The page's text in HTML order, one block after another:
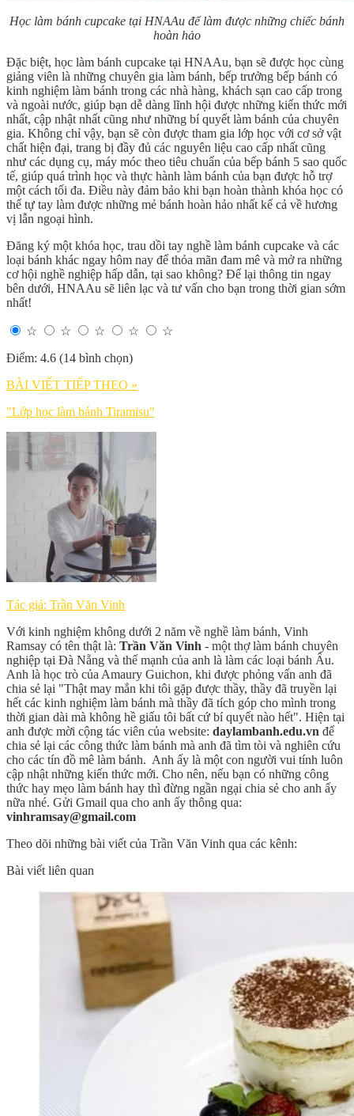
Học làm bánh cupcake tại HNAAu để làm được những chiếc bánh
hoàn hảo
Đặc biệt, học làm bánh cupcake tại HNAAu, bạn sẽ được học cùng
giảng viên là những chuyên gia làm bánh, bếp trưởng bếp bánh có
kinh nghiệm làm bánh trong các nhà hàng, khách sạn cao cấp trong
và ngoài nước, giúp bạn dễ dàng lĩnh hội được những kiến thức mới
nhất, cập nhật nhất cũng như những bí quyết làm bánh của chuyên
gia. Không chỉ vậy, bạn sẽ còn được tham gia lớp học với cơ sở vật
chất hiện đại, trang bị đầy đủ các nguyên liệu cao cấp nhất cũng
như các dụng cụ, máy móc theo tiêu chuẩn của bếp bánh 5 sao quốc
tế, giúp quá trình học và thực hành làm bánh của bạn được hỗ trợ
một cách tối đa. Điều này đảm bảo khi bạn hoàn thành khóa học có
thể tự tay làm được những mẻ bánh hoàn hảo nhất kể cả về hương
vị lẫn ngoại hình.
Đăng ký một khóa học, trau dồi tay nghề làm bánh cupcake và các
loại bánh khác ngay hôm nay để thỏa mãn đam mê và mở ra những
cơ hội nghề nghiệp hấp dẫn, tại sao không? Để lại thông tin ngay
bên dưới, HNAAu sẽ liên lạc và tư vấn cho bạn trong thời gian sớm
nhất!
☆ ☆ ☆ ☆
☆
Điểm: 4.6 (14 bình chọn)
BÀI VIẾT TIẾP THEO »
"Lớp học làm bánh Tiramisu"
Tác giả: Trần Văn Vinh
Với kinh nghiệm không dưới 2 năm về nghề làm bánh, Vinh
Ramsay có tên thật là: Trần Văn Vinh - một thợ làm bánh chuyên
nghiệp tại Đà Nẵng và thế mạnh của anh là làm các loại bánh Âu.
Anh là học trò của Amaury Guichon, khi được phỏng vấn anh đã
chia sẻ lại "Thật may mắn khi tôi gặp được thầy, thầy đã truyền lại
hết các kinh nghiệm làm bánh mà thầy đã tích góp cho mình trong
thời gian dài mà không hề giấu tôi bất cứ bí quyết nào hết". Hiện tại
anh được mời cộng tác viên của website: daylambanh.edu.vn để
chia sẻ lại các công thức làm bánh mà anh đã tìm tòi và nghiên cứu
cho các tín đồ mê làm bánh. Anh ấy là một con người vui tính luôn
cập nhật những kiến thức mới. Cho nên, nếu bạn có những công
thức hay mẹo làm bánh hay thì đừng ngần ngại chia sẻ cho anh ấy
nữa nhé. Gửi Gmail qua cho anh ấy thông qua:
vinhramsay@gmail.com
Theo dõi những bài viết của Trần Văn Vinh qua các kênh:
Bài viết liên quan